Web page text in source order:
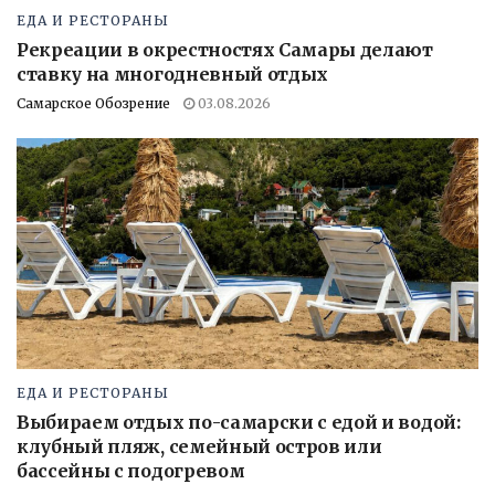
ЕДА И РЕСТОРАНЫ
Рекреации в окрестностях Самары делают
ставку на многодневный отдых
Самарское Обозрение 03.08.2026
ЕДА И РЕСТОРАНЫ
Выбираем отдых по-самарски с едой и водой:
клубный пляж, семейный остров или
бассейны с подогревом